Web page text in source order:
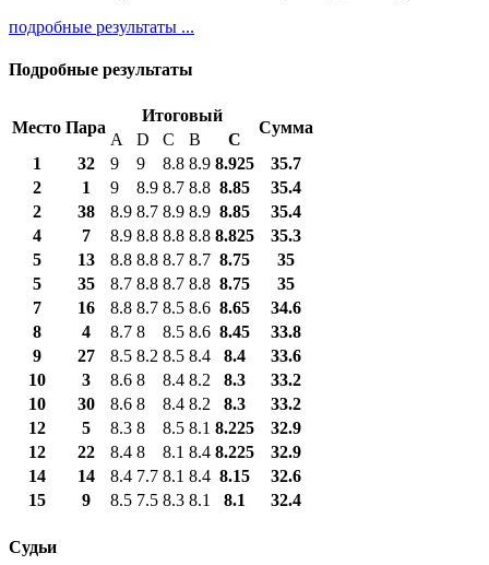
подробные результаты ...
Подробные результаты
Место Пара
Итоговый
Сумма
A D C B
С
1
32 9 9 8.8 8.9 8.925
35.7
2
1 9 8.9 8.7 8.8 8.85
35.4
2
38 8.9 8.7 8.9 8.9 8.85
35.4
4
7 8.9 8.8 8.8 8.8 8.825
35.3
5
13 8.8 8.8 8.7 8.7 8.75
35
5
35 8.7 8.8 8.7 8.8 8.75
35
7
16 8.8 8.7 8.5 8.6 8.65
34.6
8
4 8.7 8 8.5 8.6 8.45
33.8
9
27 8.5 8.2 8.5 8.4 8.4
33.6
10
3 8.6 8 8.4 8.2 8.3
33.2
10
30 8.6 8 8.4 8.2 8.3
33.2
12
5 8.3 8 8.5 8.1 8.225
32.9
12
22 8.4 8 8.1 8.4 8.225
32.9
14
14 8.4 7.7 8.1 8.4 8.15
32.6
15
9 8.5 7.5 8.3 8.1 8.1 32.4
Судьи